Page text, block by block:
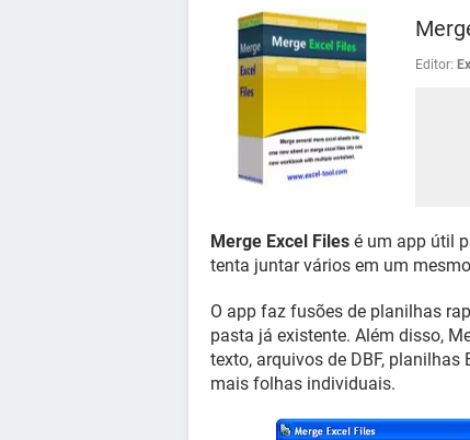
Editor:
Merge Excel Files é um app útil
tenta juntar vários em um
O app faz fusões de planilhas
pasta já existente. Além disso,
texto, arquivos de DBF,
mais folhas individuais.